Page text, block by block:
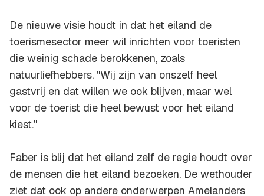
De nieuwe visie houdt in dat het eiland de
toerismesector meer wil inrichten voor toeristen
die weinig schade berokkenen, zoals
natuurliefhebbers. "Wij zijn van onszelf heel
gastvrij en dat willen we ook blijven, maar wel
voor de toerist die heel bewust voor het eiland
kiest."
Faber is blij dat het eiland zelf de regie houdt over
de mensen die het eiland bezoeken. De wethouder
ziet dat ook op andere onderwerpen Amelanders